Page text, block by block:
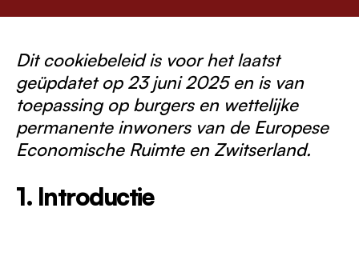
Dit cookiebeleid is voor het laatst
geüpdatet op 23 juni 2025 en is van
toepassing op burgers en wettelijke
permanente inwoners van de Europese
Economische Ruimte en Zwitserland.
1. Introductie